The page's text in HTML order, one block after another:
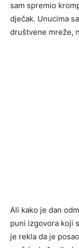
sam spremio
dječak. Unucima
društvene mreže,
Ali kako je dan
puni izgovora koji
je rekla da je